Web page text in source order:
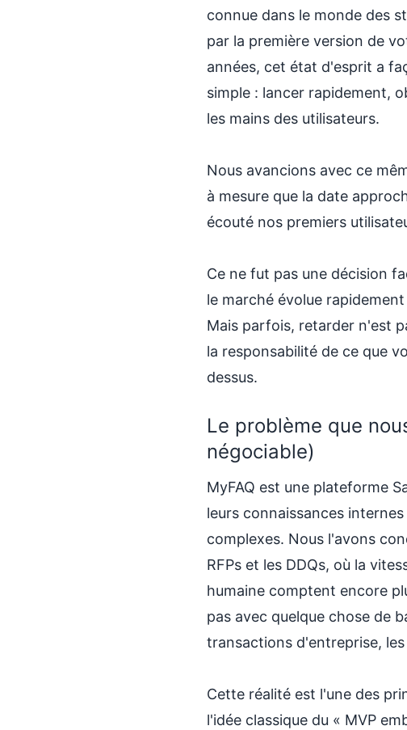
connue dans le monde des
par la première version de
années, cet état d'esprit a
simple : lancer rapidement,
les mains des utilisateurs.
Nous avancions avec ce
à mesure que la date
écouté nos premiers
Ce ne fut pas une décision
le marché évolue
Mais parfois, retarder n'est
la responsabilité de ce que
dessus.
Le problème que
négociable)
MyFAQ est une plateforme
leurs connaissances
complexes. Nous l'avons
RFPs et les DDQs, où la
humaine comptent encore
pas avec quelque chose de
transactions d'entreprise,
Cette réalité est l'une des
l'idée classique du « MVP